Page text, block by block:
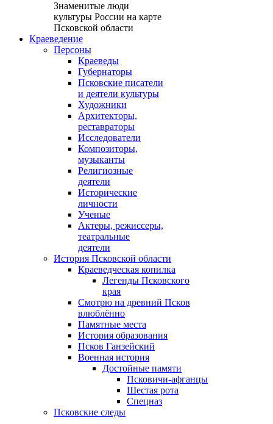
Знаменитые люди
культуры России на карте
Псковской области
Краеведение
Персоны
Краеведы
Губернаторы
Псковские писатели
и деятели культуры
Художники
Архитекторы,
реставраторы
Исследователи
Композиторы,
музыканты
Религиозные
деятели
Исторические
личности
Ученые
Актеры, режиссеры,
театральные
деятели
История Псковской области
Краеведческая копилка
Легенды Псковского
края
Смотрю на древний Псков
влюблённо
Памятные места
История образования
Псков Ганзейский
Военная история
Достойные памяти
Псковичи-афганцы
Шестая рота
Спецназ
Псковские следы